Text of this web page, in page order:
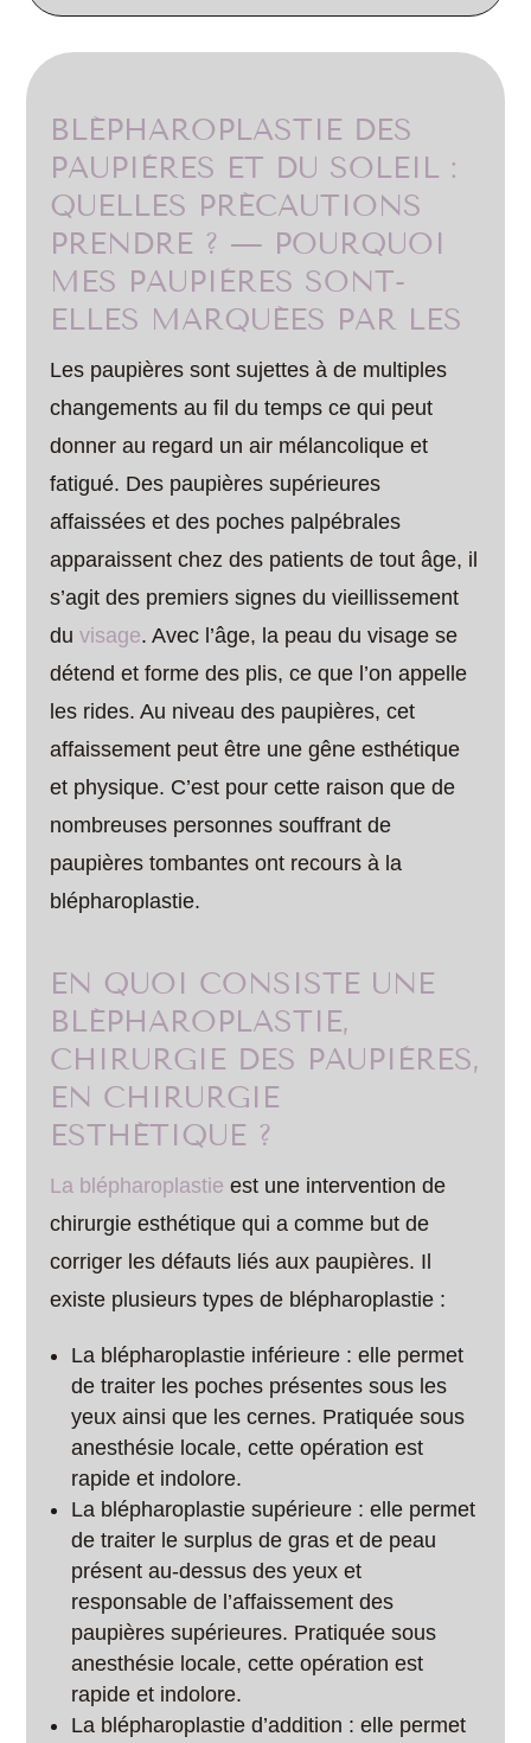
BLÉPHAROPLASTIE DES
PAUPIÈRES ET DU SOLEIL :
QUELLES PRÉCAUTIONS
PRENDRE ? — POURQUOI
MES PAUPIÈRES SONT-
ELLES MARQUÉES PAR LES
Les paupières sont sujettes à de multiples
changements au fil du temps ce qui peut
donner au regard un air mélancolique et
fatigué. Des paupières supérieures
affaissées et des poches palpébrales
apparaissent chez des patients de tout âge, il
s’agit des premiers signes du vieillissement
duvisage. Avec l’âge, la peau du visage se
détend et forme des plis, ce que l’on appelle
les rides. Au niveau des paupières, cet
affaissement peut être une gêne esthétique
et physique. C’est pour cette raison que de
nombreuses personnes souffrant de
paupières tombantes ont recours à la
blépharoplastie.
EN QUOI CONSISTE UNE
BLÉPHAROPLASTIE,
CHIRURGIE DES PAUPIÈRES,
EN CHIRURGIE
ESTHÉTIQUE ?
La blépharoplastie est une intervention de
chirurgie esthétique qui a comme but de
corriger les défauts liés aux paupières. Il
existe plusieurs types de blépharoplastie :
La blépharoplastie inférieure : elle permet
de traiter les poches présentes sous les
yeux ainsi que les cernes. Pratiquée sous
anesthésie locale, cette opération est
rapide et indolore.
La blépharoplastie supérieure : elle permet
de traiter le surplus de gras et de peau
présent au-dessus des yeux et
responsable de l’affaissement des
paupières supérieures. Pratiquée sous
anesthésie locale, cette opération est
rapide et indolore.
La blépharoplastie d’addition : elle permet